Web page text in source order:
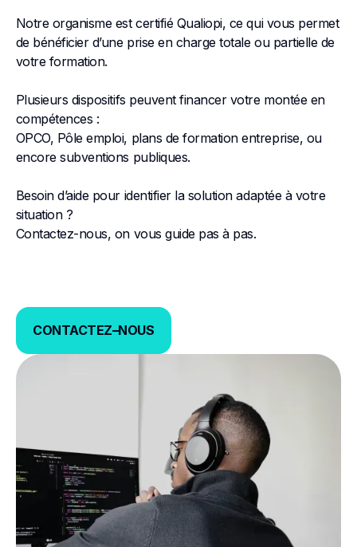
Notre organisme est certifié Qualiopi, ce qui vous permet
de bénéficier d’une prise en charge totale ou partielle de
votre formation.
Plusieurs dispositifs peuvent financer votre montée en
compétences :
OPCO, Pôle emploi, plans de formation entreprise, ou
encore subventions publiques.
Besoin d’aide pour identifier la solution adaptée à votre
situation ?
Contactez-nous, on vous guide pas à pas.
CONTACTEZ–NOUS
CONTACTEZ–NOUS